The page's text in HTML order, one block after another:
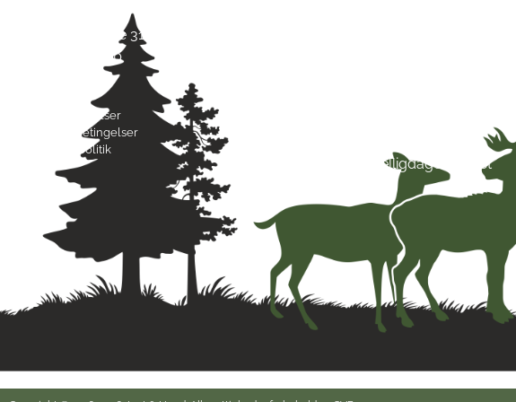
Skarridsøgade 31 B
4450 Jyderup
Byttebetingelser
Handelsbetingelser
Privatlivspolitik
Helligdage: Lukket